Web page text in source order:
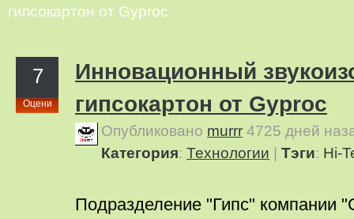
гипсокартон от Gyproc
7
Оцени
Инновационный
гипсокартон от Gyproc
Опубликовано murrr 4725 дней
Категория: Технологии Тэги: Hi-
Подразделение "Гипс" компании